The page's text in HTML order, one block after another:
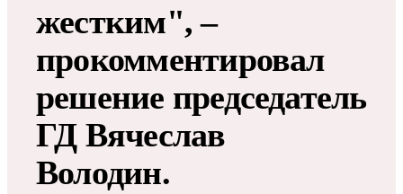
жестким", –
прокомментировал
решение председатель
ГД Вячеслав
Володин.